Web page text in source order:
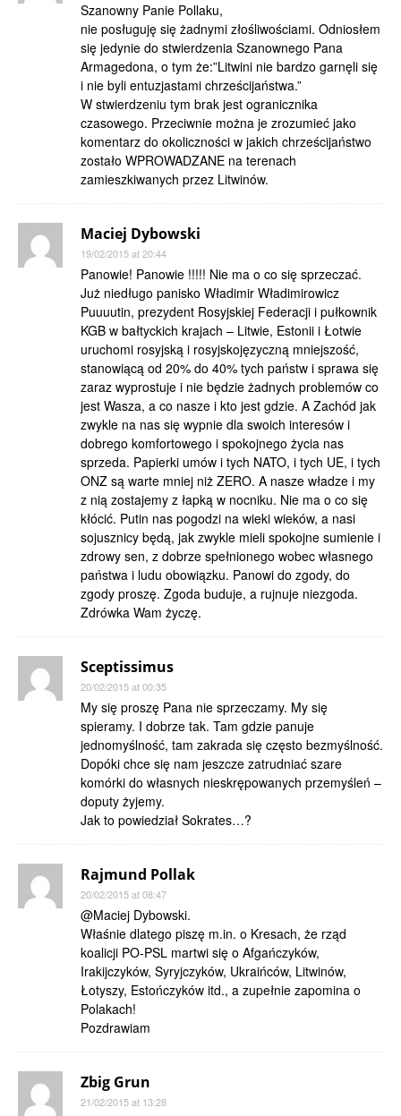
Szanowny Panie Pollaku,
nie posługuję się żadnymi złośliwościami. Odniosłem
się jedynie do stwierdzenia Szanownego Pana
Armagedona, o tym że:”Litwini nie bardzo garnęli się
i nie byli entuzjastami chrześcijaństwa.”
W stwierdzeniu tym brak jest ogranicznika
czasowego. Przeciwnie można je zrozumieć jako
komentarz do okoliczności w jakich chrześcijaństwo
zostało WPROWADZANE na terenach
zamieszkiwanych przez Litwinów.
Maciej Dybowski
19/02/2015 at 20:44
Panowie! Panowie !!!!! Nie ma o co się sprzeczać.
Już niedługo panisko Władimir Władimirowicz
Puuuutin, prezydent Rosyjskiej Federacji i pułkownik
KGB w bałtyckich krajach – Litwie, Estonii i Łotwie
uruchomi rosyjską i rosyjskojęzyczną mniejszość,
stanowiącą od 20% do 40% tych państw i sprawa się
zaraz wyprostuje i nie będzie żadnych problemów co
jest Wasza, a co nasze i kto jest gdzie. A Zachód jak
zwykle na nas się wypnie dla swoich interesów i
dobrego komfortowego i spokojnego życia nas
sprzeda. Papierki umów i tych NATO, i tych UE, i tych
ONZ są warte mniej niż ZERO. A nasze władze i my
z nią zostajemy z łapką w nocniku. Nie ma o co się
kłócić. Putin nas pogodzi na wieki wieków, a nasi
sojusznicy będą, jak zwykle mieli spokojne sumienie i
zdrowy sen, z dobrze spełnionego wobec własnego
państwa i ludu obowiązku. Panowi do zgody, do
zgody proszę. Zgoda buduje, a rujnuje niezgoda.
Zdrówka Wam życzę.
Sceptissimus
20/02/2015 at 00:35
My się proszę Pana nie sprzeczamy. My się
spieramy. I dobrze tak. Tam gdzie panuje
jednomyślność, tam zakrada się często bezmyślność.
Dopóki chce się nam jeszcze zatrudniać szare
komórki do własnych nieskrępowanych przemyśleń –
doputy żyjemy.
Jak to powiedział Sokrates…?
Rajmund Pollak
20/02/2015 at 08:47
@Maciej Dybowski.
Właśnie dlatego piszę m.in. o Kresach, że rząd
koalicji PO-PSL martwi się o Afgańczyków,
Irakijczyków, Syryjczyków, Ukraińców, Litwinów,
Łotyszy, Estończyków itd., a zupełnie zapomina o
Polakach!
Pozdrawiam
Zbig Grun
21/02/2015 at 13:28